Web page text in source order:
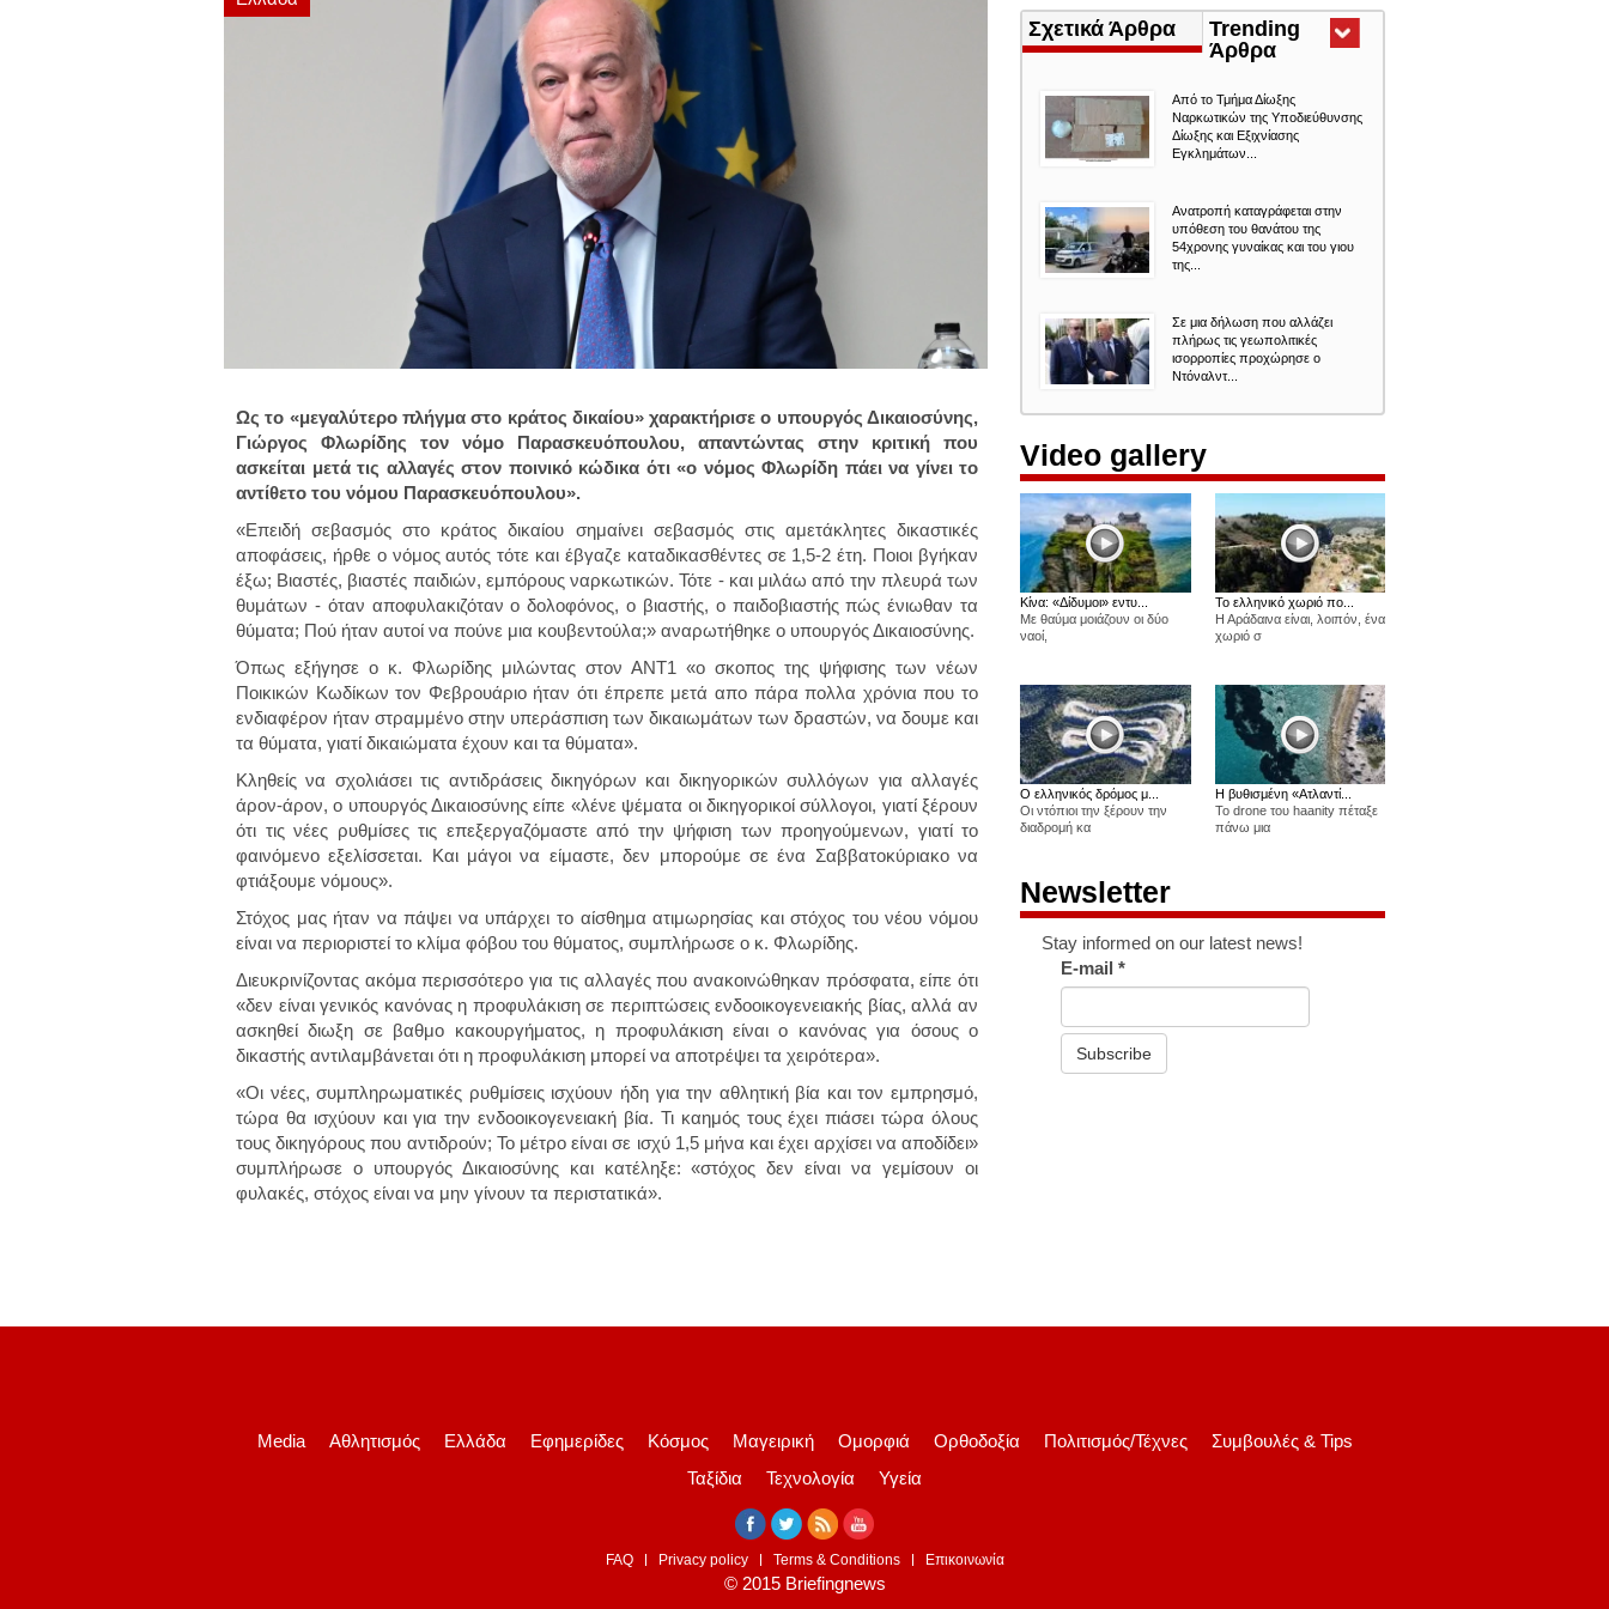
Ως το «μεγαλύτερο πλήγμα στο κράτος δικαίου» χαρακτήρισε ο υπουργός Δικαιοσύνης,
Γιώργος Φλωρίδης τον νόμο Παρασκευόπουλου, απαντώντας στην κριτική που
ασκείται μετά τις αλλαγές στον ποινικό κώδικα ότι «ο νόμος Φλωρίδη πάει να γίνει το
αντίθετο του νόμου Παρασκευόπουλου».
«Επειδή σεβασμός στο κράτος δικαίου σημαίνει σεβασμός στις αμετάκλητες δικαστικές
αποφάσεις, ήρθε ο νόμος αυτός τότε και έβγαζε καταδικασθέντες σε 1,5-2 έτη. Ποιοι βγήκαν
έξω; Βιαστές, βιαστές παιδιών, εμπόρους ναρκωτικών. Τότε - και μιλάω από την πλευρά των
θυμάτων - όταν αποφυλακιζόταν ο δολοφόνος, ο βιαστής, ο παιδοβιαστής πώς ένιωθαν τα
θύματα; Πού ήταν αυτοί να πούνε μια κουβεντούλα;» αναρωτήθηκε ο υπουργός Δικαιοσύνης.
Όπως εξήγησε ο κ. Φλωρίδης μιλώντας στον ΑΝΤ1 «ο σκοπος της ψήφισης των νέων
Ποικικών Κωδίκων τον Φεβρουάριο ήταν ότι έπρεπε μετά απο πάρα πολλα χρόνια που το
ενδιαφέρον ήταν στραμμένο στην υπεράσπιση των δικαιωμάτων των δραστών, να δουμε και
τα θύματα, γιατί δικαιώματα έχουν και τα θύματα».
Κληθείς να σχολιάσει τις αντιδράσεις δικηγόρων και δικηγορικών συλλόγων για αλλαγές
άρον-άρον, ο υπουργός Δικαιοσύνης είπε «λένε ψέματα οι δικηγορικοί σύλλογοι, γιατί ξέρουν
ότι τις νέες ρυθμίσες τις επεξεργαζόμαστε από την ψήφιση των προηγούμενων, γιατί το
φαινόμενο εξελίσσεται. Και μάγοι να είμαστε, δεν μπορούμε σε ένα Σαββατοκύριακο να
φτιάξουμε νόμους».
Στόχος μας ήταν να πάψει να υπάρχει το αίσθημα ατιμωρησίας και στόχος του νέου νόμου
είναι να περιοριστεί το κλίμα φόβου του θύματος, συμπλήρωσε ο κ. Φλωρίδης.
Διευκρινίζοντας ακόμα περισσότερο για τις αλλαγές που ανακοινώθηκαν πρόσφατα, είπε ότι
«δεν είναι γενικός κανόνας η προφυλάκιση σε περιπτώσεις ενδοοικογενειακής βίας, αλλά αν
ασκηθεί διωξη σε βαθμο κακουργήματος, η προφυλάκιση είναι ο κανόνας για όσους ο
δικαστής αντιλαμβάνεται ότι η προφυλάκιση μπορεί να αποτρέψει τα χειρότερα».
«Οι νέες, συμπληρωματικές ρυθμίσεις ισχύουν ήδη για την αθλητική βία και τον εμπρησμό,
τώρα θα ισχύουν και για την ενδοοικογενειακή βία. Τι καημός τους έχει πιάσει τώρα όλους
τους δικηγόρους που αντιδρούν; Το μέτρο είναι σε ισχύ 1,5 μήνα και έχει αρχίσει να αποδίδει»
συμπλήρωσε ο υπουργός Δικαιοσύνης και κατέληξε: «στόχος δεν είναι να γεμίσουν οι
φυλακές, στόχος είναι να μην γίνουν τα περιστατικά».
Σχετικά Άρθρα
Trending
Άρθρα(ενεργή
Από το Τμήμα Δίωξης
Ναρκωτικών της Υποδιεύθυνσης
Δίωξης και Εξιχνίασης
Εγκλημάτων...
Ανατροπή καταγράφεται στην
υπόθεση του θανάτου της
54χρονης γυναίκας και του γιου
της...
Σε μια δήλωση που αλλάζει
πλήρως τις γεωπολιτικές
ισορροπίες προχώρησε ο
Ντόναλντ...
Video gallery
Κίνα: «Δίδυμοι» εντυ...
Με θαύμα μοιάζουν οι δύο
ναοί,
Το ελληνικό χωριό πο...
Η Αράδαινα είναι, λοιπόν, ένα
χωριό σ
Ο ελληνικός δρόμος μ...
Οι ντόπιοι την ξέρουν την
διαδρομή κα
Η βυθισμένη «Ατλαντί...
Το drone του haanity πέταξε
πάνω μια
Newsletter
Stay informed on our latest news!
E-mail*
Subscribe
Media Αθλητισμός Ελλάδα Εφημερίδες Κόσμος Μαγειρική Ομορφιά Ορθοδοξία Πολιτισμός/Τέχνες
Συμβουλές & Tips
Ταξίδια
Τεχνολογία Υγεία
FAQ Privacy policy Terms & Conditions Επικοινωνία
© 2015 Briefingnews